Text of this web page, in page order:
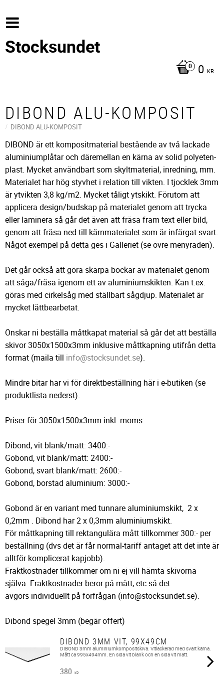
Stocksundet
0 KR
DIBOND ALU-KOMPOSIT
DIBOND ALU-KOMPOSIT
DIBOND är ett kompositmaterial bestående av två lackade
aluminiumplåtar och däremellan en kärna av solid polyeten-
plast. Mycket användbart som skyltmaterial, inredning, mm.
Materialet har hög styvhet i relation till vikten. I tjocklek 3mm
är ytvikten 3,8 kg/m2. Mycket tåligt ytskikt. Förutom att
applicera design/budskap på materialet genom att trycka
eller laminera så går det även att fräsa fram text eller bild,
genom att fräsa ned till kärnmaterialet som är infärgat svart.
Något exempel på detta ges i Galleriet (se övre menyraden).
Det går också att göra skarpa bockar av materialet genom
att såga/fräsa igenom ett av aluminiumskikten. Kan t.ex.
göras med cirkelsåg med ställbart sågdjup. Materialet är
mycket lättbearbetat.
Önskar ni beställa måttkapat material så går det att beställa
skivor 3050x1500x3mm inklusive måttkapning utifrån detta
format (maila till info@stocksundet.se).
Mindre bitar har vi för direktbeställning här i e-butiken (se
produktlista nederst).
Priser för 3050x1500x3mm inkl. moms:
Dibond, vit blank/matt: 3400:-
Gobond, vit blank/matt: 2400:-
Gobond, svart blank/matt: 2600:-
Gobond, borstad aluminium: 3000:-
Gobond är en variant med tunnare aluminiumskikt, 2 x
0,2mm . Dibond har 2 x 0,3mm aluminiumskikt.
För måttkapning till rektangulära mått tillkommer 300:- per
beställning (dvs det är får normal-tariff antaget att det inte är
alltför komplicerat kapjobb).
Fraktkostnader tillkommer om ni ej vill hämta skivorna
själva. Fraktkostnader beror på mått, etc så det
avgörs individuellt på förfrågan (info@stocksundet.se).
Dibond spegel 3mm (begär offert)
DIBOND 3MM VIT, 99X49CM
DIBOND 3mm aluminiumkompositskiva. Vitlackerad med svart kärna.
Mått ca 995x494mm. En sida vit blank och en sida vit matt.
380 KR